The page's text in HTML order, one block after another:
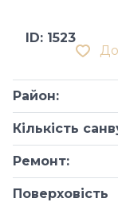
ID: 1523
Район:
Кількість
Ремонт:
Поверховість